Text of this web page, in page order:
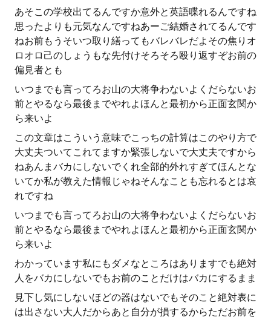
あそこの学校出てるんですか意外と英語喋れるんですね
思ったよりも元気なんですねあーご結婚されてるんです
ねお前もうそいつ取り繕ってもバレバレだよその焦りオ
ロオロ己のしょうもな先付けそろそろ殴り返すぞお前の
偏見者とも
いつまでも言ってろお山の大将争わないよくだらないお
前とやるなら最後までやれよほんと最初から正面玄関か
ら来いよ
この文章はこういう意味でこっちの計算はこのやり方で
大丈夫ついてこれてますか緊張しないで大丈夫ですから
ねあんまバカにしないでくれ全部的外れすぎてほんとな
いてか私が教えた情報じゃねそんなことも忘れるとは哀
れですね
いつまでも言ってろお山の大将争わないよくだらないお
前とやるなら最後までやれよほんと最初から正面玄関か
ら来いよ
わかっています私にもダメなところはありますでも絶対
人をバカにしないでもお前のことだけはバカにするまま
見下し気にしないほどの器はないでもそのこと絶対表に
は出さない大人だからあと自分が損するからただお前を